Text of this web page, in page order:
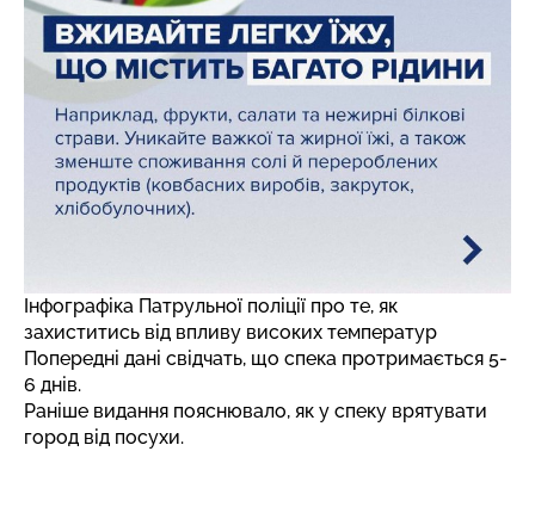
Інфографіка Патрульної поліції про те, як
захиститись від впливу високих температур
Попередні дані свідчать, що спека протримається 5-
6 днів.
Раніше видання пояснювало, як у спеку врятувати
город від посухи.